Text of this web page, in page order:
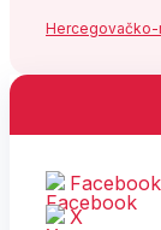
Hercegovačko-
Facebook
X